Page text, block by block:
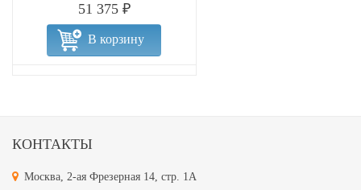
51 375 ₽
В корзину
КОНТАКТЫ
Москва, 2-ая Фрезерная 14, стр. 1А